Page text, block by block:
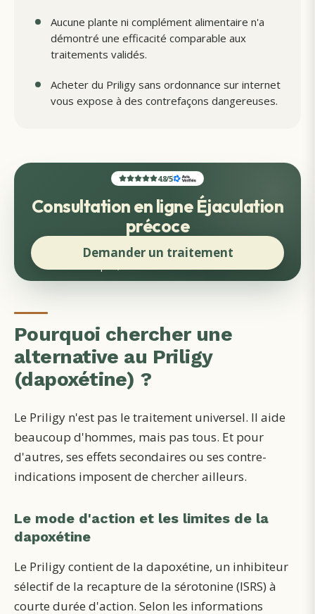
Aucune plante ni complément alimentaire n'a
démontré une efficacité comparable aux
traitements validés.
Acheter du Priligy sans ordonnance sur internet
vous expose à des contrefaçons dangereuses.
4.8/5
Consultation en ligne Éjaculation
précoce
Demander un traitement
Pourquoi chercher une
alternative au Priligy
(dapoxétine) ?
Le Priligy n'est pas le traitement universel. Il aide
beaucoup d'hommes, mais pas tous. Et pour
d'autres, ses effets secondaires ou ses contre-
indications imposent de chercher ailleurs.
Le mode d'action et les limites de la
dapoxétine
Le Priligy contient de la dapoxétine, un inhibiteur
sélectif de la recapture de la sérotonine (ISRS) à
courte durée d'action. Selon les informations